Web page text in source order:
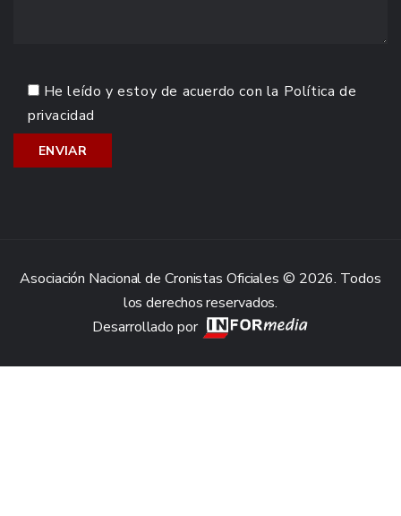
He leído y estoy de acuerdo con la Política de
privacidad
Asociación Nacional de Cronistas Oficiales © 2026. Todos
los derechos reservados.
Desarrollado por